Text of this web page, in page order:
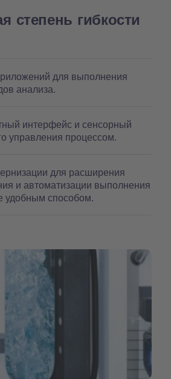
степень гибкости
для выполнения
анализа.
интерфейс и сенсорный
управления процессом.
для расширения
и автоматизации выполнения
удобным способом.